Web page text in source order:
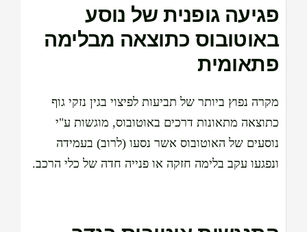
פגיעה גופנית של נוסע
באוטובוס כתוצאה מבלימה
פתאומית
מקרה נפוץ ביותר של תביעות לפיצוי בגין נזקי גוף
כתוצאה מתאונות דרכים באוטובוס, מוגשות ע"י
נוסעים של האוטובוס אשר נסעו (לרוב) בעמידה
ונפגעו עקב בלימה חזקה או פנייה חדה של כלי הרכב.